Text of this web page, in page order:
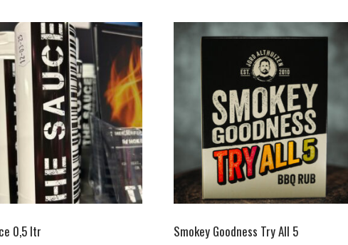
0,5 ltr Smokey Goodness Try All 5